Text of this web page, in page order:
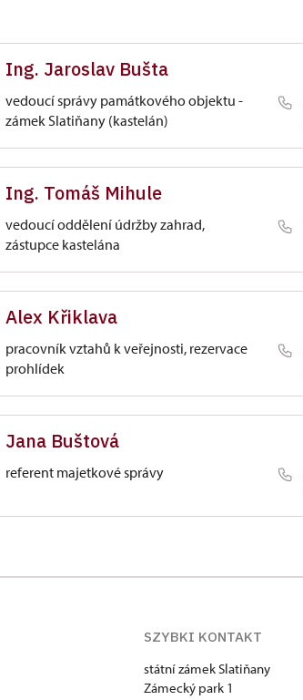
Ing. Jaroslav Bušta
vedoucí správy památkového objektu -
zámek Slatiňany (kastelán)
park 1/, Slatiňany
Ing. Tomáš Mihule
vedoucí oddělení údržby zahrad,
zástupce kastelána
park 1/, Slatiňany
Alex Křiklava
pracovník vztahů k veřejnosti, rezervace
prohlídek
park 1/, Slatiňany
Jana Buštová
referent majetkové správy
SZYBKI KONTAKT
státní zámek Slatiňany
Zámecký park 1